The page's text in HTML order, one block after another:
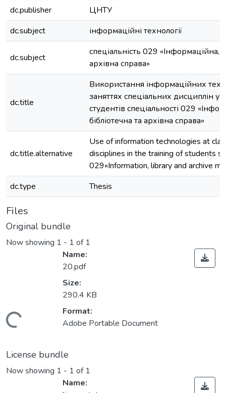
dc.publisher
ЦНТУ
dc.subject
інформаційні технології
dc.subject
спеціальність 029 «Інформаційна,
архівна справа»
dc.title
Використання інформаційних
заняттях спеціальних дисциплін у
студентів спеціальності 029
бібліотечна та архівна справа»
dc.title.alternative
Use of information technologies at
disciplines in the training of students
029«Information, library and archive
dc.type
Thesis
Files
Original bundle
Now showing 1 - 1 of 1
Loading...
Name:
20.pdf
Size:
290.4 KB
Format:
Adobe Portable Document
License bundle
Now showing 1 - 1 of 1
Name: